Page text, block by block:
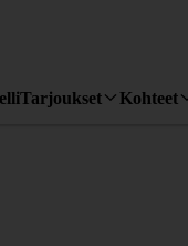
Tarjoukset Kohteet